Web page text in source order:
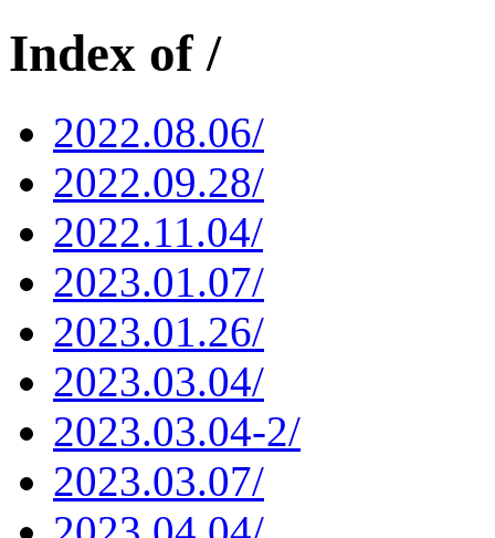
Index of /
2022.08.06/
2022.09.28/
2022.11.04/
2023.01.07/
2023.01.26/
2023.03.04/
2023.03.04-2/
2023.03.07/